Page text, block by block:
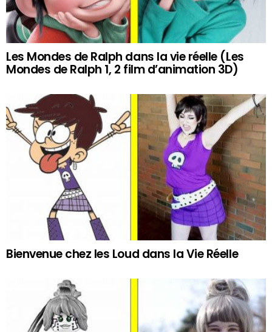
Les Mondes de Ralph dans la vie réelle (Les
Mondes de Ralph 1, 2 film d’animation 3D)
Bienvenue chez les Loud dans la Vie Réelle